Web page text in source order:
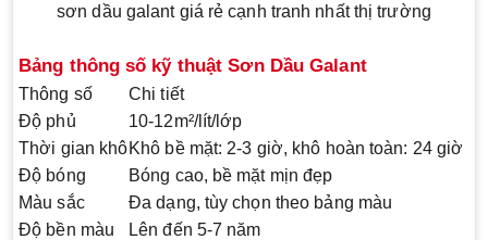
sơn dầu galant giá rẻ cạnh tranh nhất thị trường
Bảng thông số kỹ thuật Sơn Dầu Galant
Thông số
Chi tiết
Độ phủ
10-12m²/lít/lớp
Thời gian khôKhô bề mặt: 2-3 giờ, khô hoàn toàn: 24 giờ
Độ bóng
Bóng cao, bề mặt mịn đẹp
Màu sắc
Đa dạng, tùy chọn theo bảng màu
Độ bền màu
Lên đến 5-7 năm